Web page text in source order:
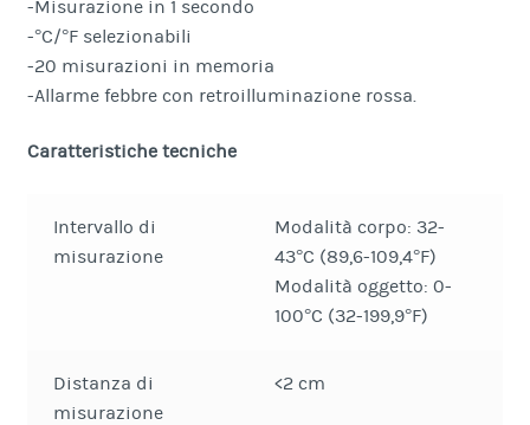
-Misurazione in 1 secondo
-°C/°F selezionabili
-20 misurazioni in memoria
-Allarme febbre con retroilluminazione rossa.
Caratteristiche tecniche
Intervallo di
misurazione
Modalità corpo: 32-
43°C (89,6-109,4°F)
Modalità oggetto: 0-
100°C (32-199,9°F)
Distanza di
misurazione
<2 cm